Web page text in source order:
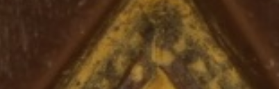
Versandarten WarenkorbWiderrufsbelehrung